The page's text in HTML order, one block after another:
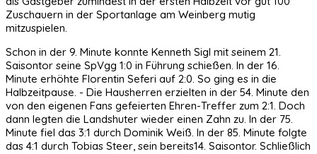
Zuschauern in der Sportanlage am Weinberg mutig
mitzuspielen.
Schon in der 9. Minute konnte Kenneth Sigl mit seinem 21.
Saisontor seine SpVgg 1:0 in Führung schießen. In der 16.
Minute erhöhte Florentin Seferi auf 2:0. So ging es in die
Halbzeitpause. - Die Hausherren erzielten in der 54. Minute den
von den eigenen Fans gefeierten Ehren-Treffer zum 2:1. Doch
dann legten die Landshuter wieder einen Zahn zu. In der 75.
Minute fiel das 3:1 durch Dominik Weiß. In der 85. Minute folgte
das 4:1 durch Tobias Steer, sein bereits14. Saisontor. Schließlich